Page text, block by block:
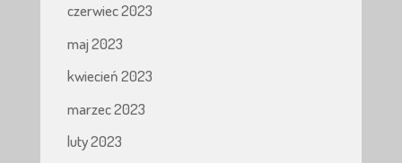
czerwiec 2023
maj 2023
kwiecień 2023
marzec 2023
luty 2023